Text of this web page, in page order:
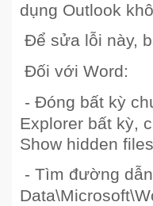
dụng Outlook
Để sửa lỗi này,
Đối với Word:
- Đóng bất kỳ
Explorer bất kỳ,
Show hidden
- Tìm đường